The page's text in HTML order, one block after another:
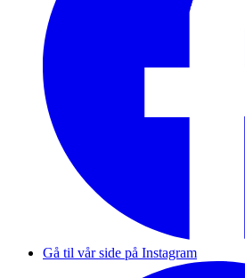
Gå til vår side på Instagram